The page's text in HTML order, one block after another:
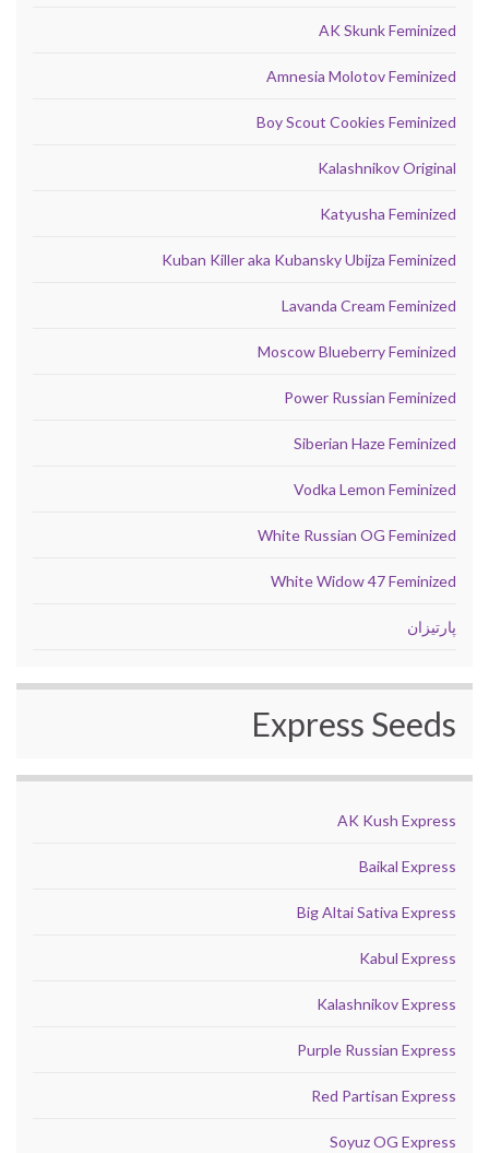
AK Skunk Feminized
Amnesia Molotov Feminized
Boy Scout Cookies Feminized
Kalashnikov Original
Katyusha Feminized
Kuban Killer aka Kubansky Ubijza Feminized
Lavanda Cream Feminized
Moscow Blueberry Feminized
Power Russian Feminized
Siberian Haze Feminized
Vodka Lemon Feminized
White Russian OG Feminized
White Widow 47 Feminized
پارتیزان
Express Seeds
AK Kush Express
Baikal Express
Big Altai Sativa Express
Kabul Express
Kalashnikov Express
Purple Russian Express
Red Partisan Express
Soyuz OG Express